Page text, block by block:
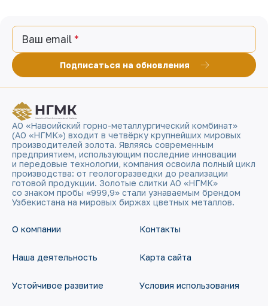
Ваш email
Подписаться на обновления
АО «Навоийский горно-металлургический комбинат»
(АО «НГМК») входит в четвёрку крупнейших мировых
производителей золота. Являясь современным
предприятием, использующим последние инновации
и передовые технологии, компания освоила полный цикл
производства: от геологоразведки до реализации
готовой продукции. Золотые слитки АО «НГМК»
со знаком пробы «999,9» стали узнаваемым брендом
Узбекистана на мировых биржах цветных металлов.
О компании
Наша деятельность
Устойчивое развитие
Контакты
Карта сайта
Условия использования